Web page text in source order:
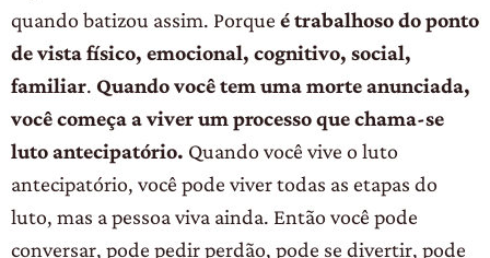
quando batizou assim. Porque é trabalhoso do ponto
de vista físico, emocional, cognitivo, social,
familiar. Quando você tem uma morte anunciada,
você começa a viver um processo que chama-se
luto antecipatório. Quando você vive o luto
antecipatório, você pode viver todas as etapas do
luto, mas a pessoa viva ainda. Então você pode
conversar, pode pedir perdão, pode se divertir, pode